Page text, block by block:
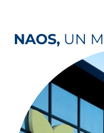
NAOS, UN